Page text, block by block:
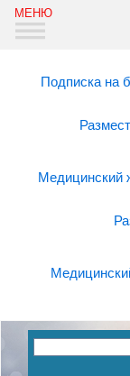
Подписка на
Медицинский